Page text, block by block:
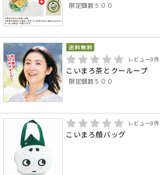
限定個数５００
レビュー0件
こいまろ茶とクーループ
限定個数５００
レビュー0件
こいまろ顔バッグ